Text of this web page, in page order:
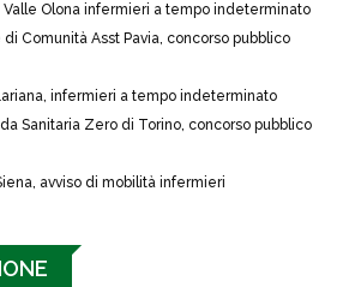
Valle Olona infermieri a tempo indeterminato
di Comunità Asst Pavia, concorso pubblico
infermieri a tempo indeterminato
Sanitaria Zero di Torino, concorso pubblico
avviso di mobilità infermieri